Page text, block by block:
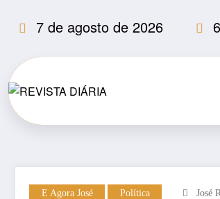
para
conteúdo
7 de agosto de 2026
E Agora José Política José